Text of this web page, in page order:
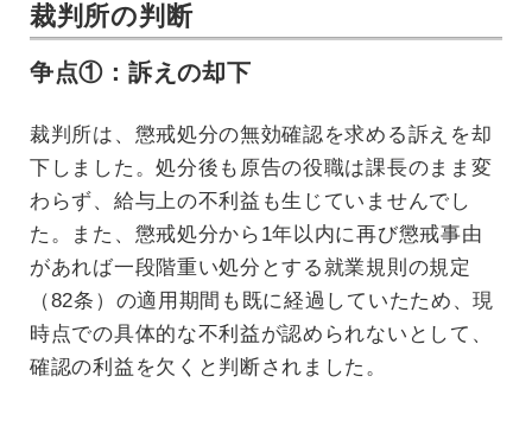
裁判所の判断
争点①：訴えの却下
裁判所は、懲戒処分の無効確認を求める訴えを却
下しました。処分後も原告の役職は課長のまま変
わらず、給与上の不利益も生じていませんでし
た。また、懲戒処分から1年以内に再び懲戒事由
があれば一段階重い処分とする就業規則の規定
（82条）の適用期間も既に経過していたため、現
時点での具体的な不利益が認められないとして、
確認の利益を欠くと判断されました。